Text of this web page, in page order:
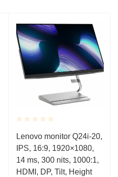
Rated
0.001
out
of
5
Lenovo monitor Q24i-20,
IPS, 16:9, 1920×1080,
14 ms, 300 nits, 1000:1,
HDMI, DP, Tilt, Height